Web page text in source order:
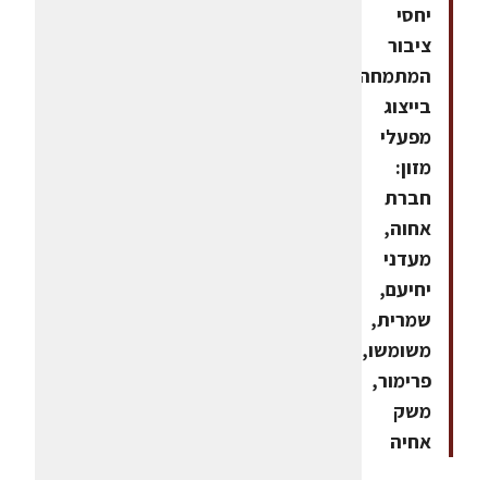
יחסי
ציבור
המתמחה
בייצוג
מפעלי
מזון:
חברת
אחוה,
מעדני
יחיעם,
שמרית,
משומשו,
פרימור,
משק
אחיה